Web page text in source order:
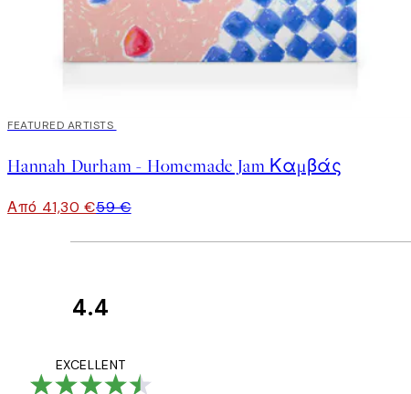
30%*
FEATURED ARTISTS
Hannah Durham - Homemade Jam Καμβάς
Από 41,30 €59 €
4.4
EXCELLENT